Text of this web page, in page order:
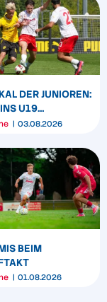
DER JUNIOREN:
U19
IN
03.08.2026
BEIM
01.08.2026